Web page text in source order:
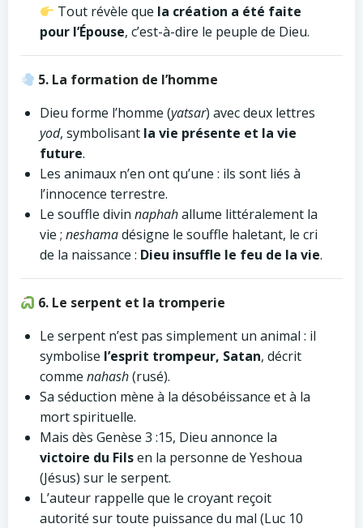
Tout révèle que la création a été faite
pour l’Épouse, c’est-à-dire le peuple de Dieu.
5. La formation de l’homme
Dieu forme l’homme (yatsar) avec deux lettres
yod, symbolisant la vie présente et la vie
future.
Les animaux n’en ont qu’une : ils sont liés à
l’innocence terrestre.
Le souffle divin naphahallume littéralement la
vie ; neshamadésigne le souffle haletant, le cri
de la naissance : Dieu insuffle le feu de la vie.
6. Le serpent et la tromperie
Le serpent n’est pas simplement un animal : il
symbolise l’esprit trompeur, Satan, décrit
comme nahash(rusé).
Sa séduction mène à la désobéissance et à la
mort spirituelle.
Mais dès Genèse 3 :15, Dieu annonce la
victoire du Filsen la personne de Yeshoua
(Jésus) sur le serpent.
L’auteur rappelle que le croyant reçoit
autorité sur toute puissance du mal (Luc 10